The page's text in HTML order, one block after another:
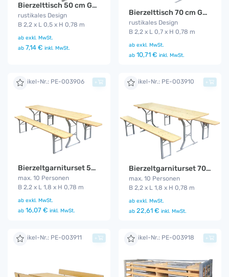
Bierzelttisch 50 cm Gala
rustikales Design
B 2,2 x L 0,5 x H 0,78 m
ab exkl. MwSt.
ab 7,14 € inkl. MwSt.
Bierzelttisch 70 cm Gala
rustikales Design
B 2,2 x L 0,7 x H 0,78 m
ab exkl. MwSt.
ab 10,71 € inkl. MwSt.
Artikel-Nr.: PE-003906
Bierzeltgarniturset 50 cm Gala
max. 10 Personen
B 2,2 x L 1,8 x H 0,78 m
ab exkl. MwSt.
ab 16,07 € inkl. MwSt.
+ Artikel-Nr.: PE-003910
Bierzeltgarniturset 70 cm Gala
max. 10 Personen
B 2,2 x L 1,8 x H 0,78 m
ab exkl. MwSt.
ab 22,61 € inkl. MwSt.
+
Artikel-Nr.: PE-003911 + Artikel-Nr.: PE-003918 +